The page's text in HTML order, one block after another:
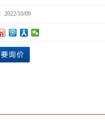
2022/10/09